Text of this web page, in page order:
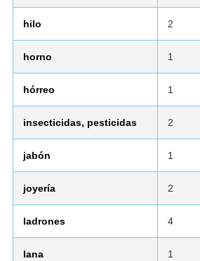
hilo 2
horno 1
hórreo 1
insecticidas, pesticidas 2
jabón 1
joyería 2
ladrones 4
lana 1